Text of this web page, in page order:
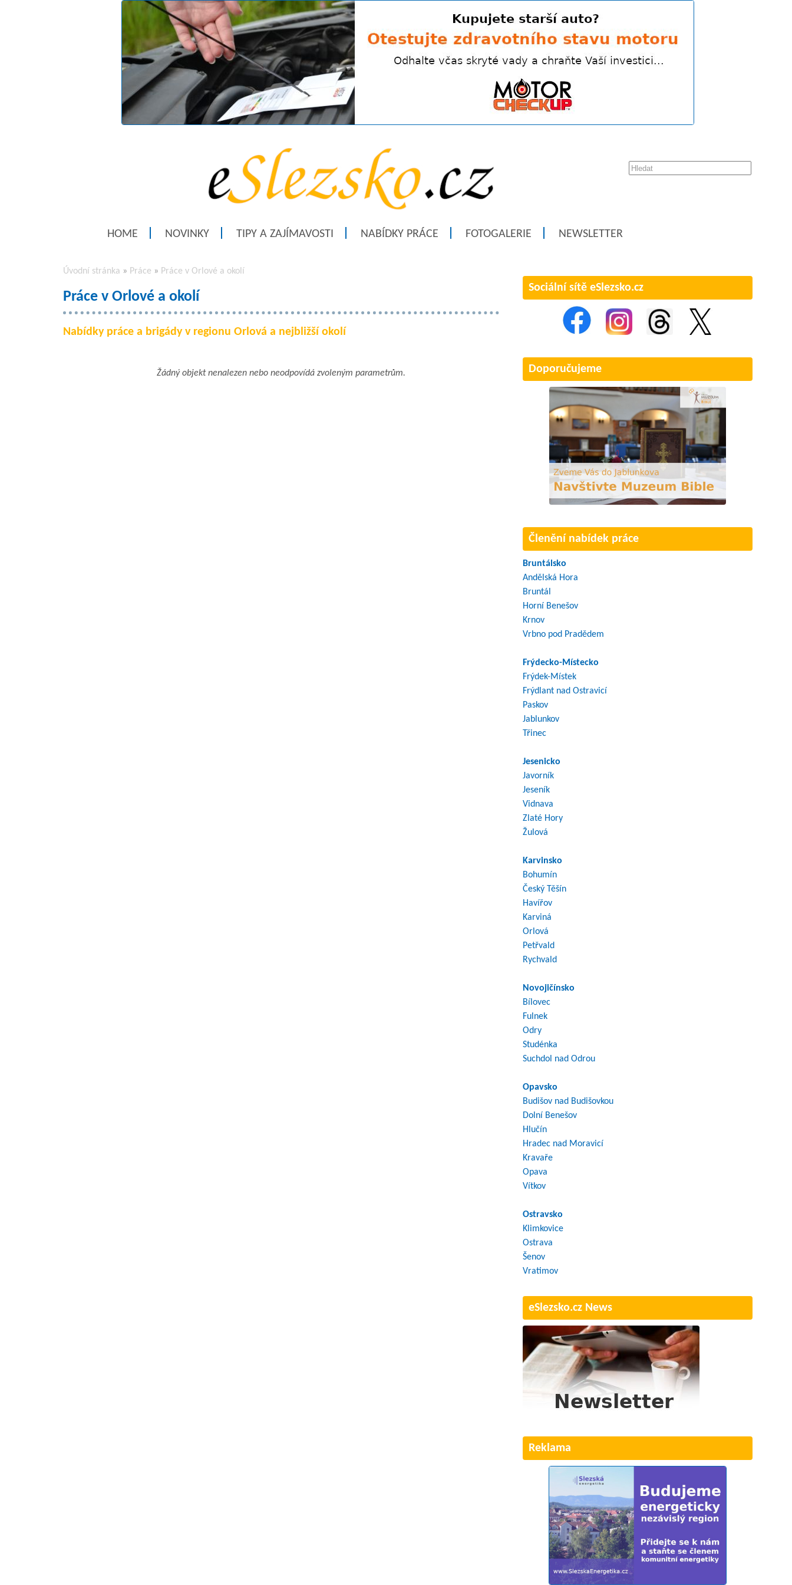
HOME NOVINKY TIPY A ZAJÍMAVOSTI NABÍDKY PRÁCE FOTOGALERIE NEWSLETTER
Úvodní stránka » Práce » Práce v Orlové a okolí
Práce v Orlové a okolí
Nabídky práce a brigády v regionu Orlová a nejbližší okolí
Žádný objekt nenalezen nebo neodpovídá zvoleným parametrům.
Sociální sítě eSlezsko.cz
Doporučujeme
Členění nabídek práce
Bruntálsko
Andělská Hora
Bruntál
Horní Benešov
Krnov
Vrbno pod Pradědem
Frýdecko-Místecko
Frýdek-Místek
Frýdlant nad Ostravicí
Paskov
Jablunkov
Třinec
Jesenicko
Javorník
Jeseník
Vidnava
Zlaté Hory
Žulová
Karvinsko
Bohumín
Český Těšín
Havířov
Karviná
Orlová
Petřvald
Rychvald
Novojičínsko
Bílovec
Fulnek
Odry
Studénka
Suchdol nad Odrou
Opavsko
Budišov nad Budišovkou
Dolní Benešov
Hlučín
Hradec nad Moravicí
Kravaře
Opava
Vítkov
Ostravsko
Klimkovice
Ostrava
Šenov
Vratimov
eSlezsko.cz News
Reklama